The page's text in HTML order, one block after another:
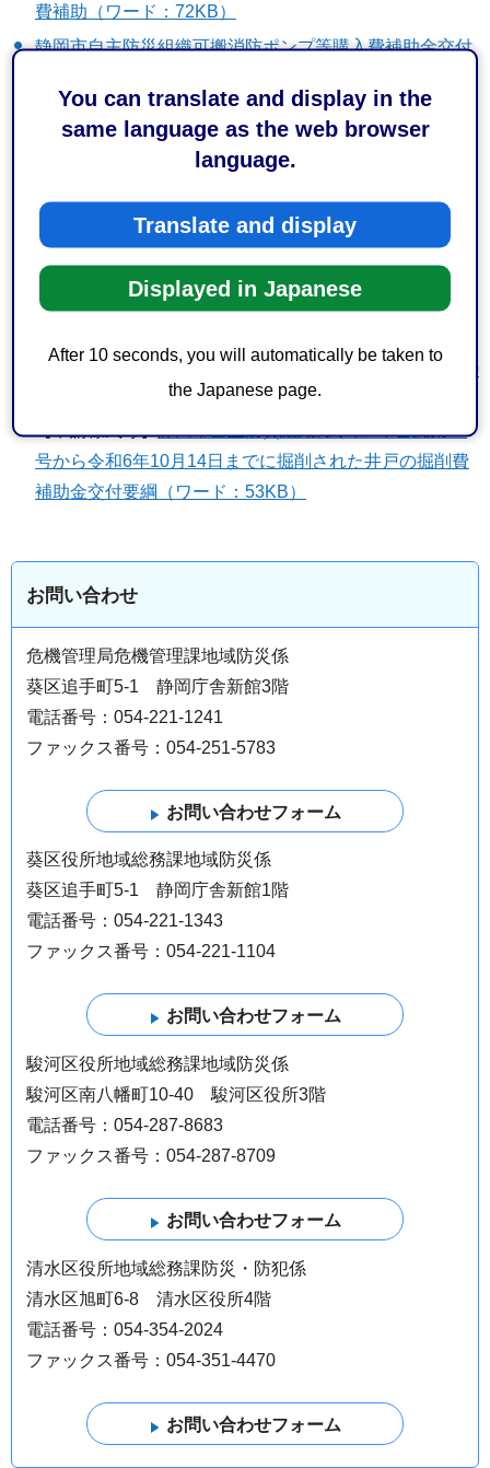
You can translate and display in the
same language as the web browser
language.
Translate and display
Displayed in Japanese
After 10 seconds, you will automatically be taken to
the Japanese page.
費補助（ワード：72KB）
静岡市自主防災組織可搬消防ポンプ等購入費補助金交付
【申請様式等】静岡市自主防災組織可搬消防ポンプ等購
入費補助金（ワード：54KB）
静岡市自主防災組織避難路等整備事業費補助金交付要綱
【申請様式等】静岡市自主防災組織避難路等整備事業費
補助金（ワード：54KB）
静岡市自主防災組織井戸掘削費補助金交付要綱
【申請様式等】静岡市自主防災組織井戸掘削費補助金交
静岡市自主防災組織の令和4年台風第15号から令和6年10
月14日までに掘削された井戸の掘削費補助金交付要綱
【申請様式等】静岡市自主防災組織の令和4年台風第15
号から令和6年10月14日までに掘削された井戸の掘削費
補助金交付要綱（ワード：53KB）
お問い合わせ
危機管理局危機管理課地域防災係
葵区追手町5-1 静岡庁舎新館3階
電話番号：054-221-1241
ファックス番号：054-251-5783
葵区役所地域総務課地域防災係
葵区追手町5-1 静岡庁舎新館1階
電話番号：054-221-1343
ファックス番号：054-221-1104
駿河区役所地域総務課地域防災係
駿河区南八幡町10-40 駿河区役所3階
電話番号：054-287-8683
ファックス番号：054-287-8709
清水区役所地域総務課防災・防犯係
清水区旭町6-8 清水区役所4階
電話番号：054-354-2024
ファックス番号：054-351-4470